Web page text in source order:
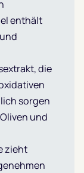
enthält
die
sorgen
und
zieht